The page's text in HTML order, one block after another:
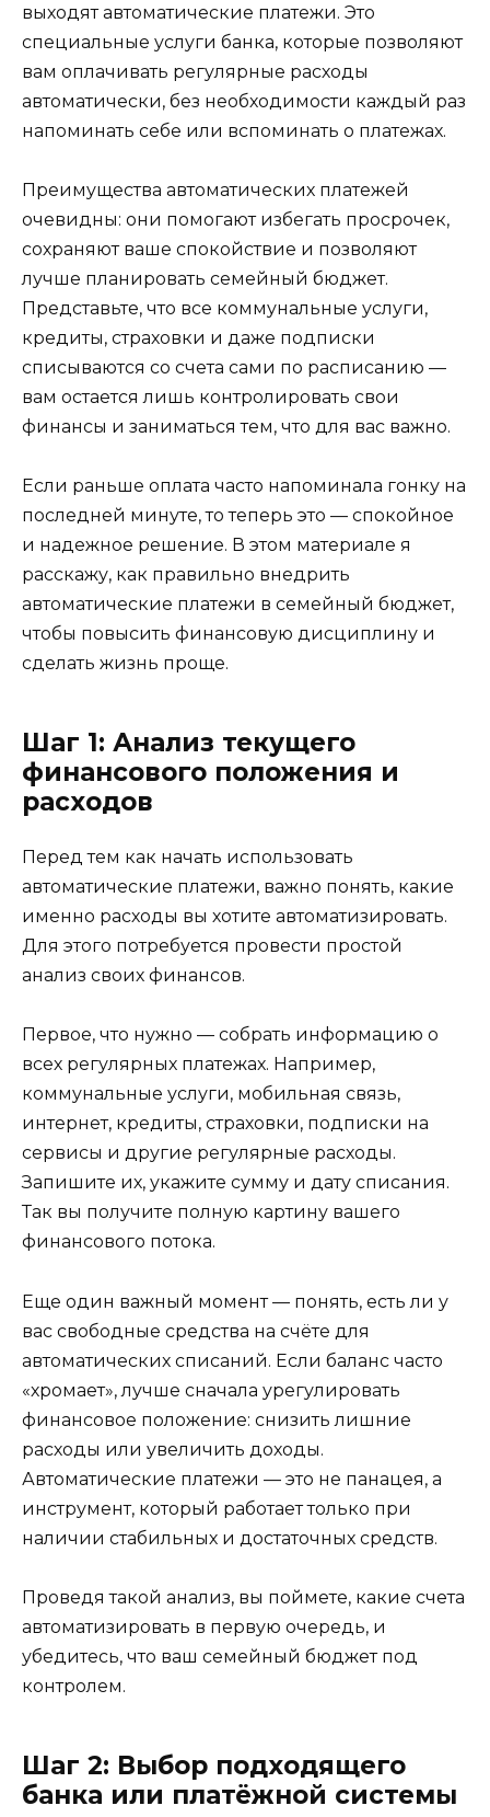
выходят автоматические платежи. Это
специальные услуги банка, которые позволяют
вам оплачивать регулярные расходы
автоматически, без необходимости каждый раз
напоминать себе или вспоминать о платежах.
Преимущества автоматических платежей
очевидны: они помогают избегать просрочек,
сохраняют ваше спокойствие и позволяют
лучше планировать семейный бюджет.
Представьте, что все коммунальные услуги,
кредиты, страховки и даже подписки
списываются со счета сами по расписанию —
вам остается лишь контролировать свои
финансы и заниматься тем, что для вас важно.
Если раньше оплата часто напоминала гонку на
последней минуте, то теперь это — спокойное
и надежное решение. В этом материале я
расскажу, как правильно внедрить
автоматические платежи в семейный бюджет,
чтобы повысить финансовую дисциплину и
сделать жизнь проще.
Шаг 1: Анализ текущего
финансового положения и
расходов
Перед тем как начать использовать
автоматические платежи, важно понять, какие
именно расходы вы хотите автоматизировать.
Для этого потребуется провести простой
анализ своих финансов.
Первое, что нужно — собрать информацию о
всех регулярных платежах. Например,
коммунальные услуги, мобильная связь,
интернет, кредиты, страховки, подписки на
сервисы и другие регулярные расходы.
Запишите их, укажите сумму и дату списания.
Так вы получите полную картину вашего
финансового потока.
Еще один важный момент — понять, есть ли у
вас свободные средства на счёте для
автоматических списаний. Если баланс часто
«хромает», лучше сначала урегулировать
финансовое положение: снизить лишние
расходы или увеличить доходы.
Автоматические платежи — это не панацея, а
инструмент, который работает только при
наличии стабильных и достаточных средств.
Проведя такой анализ, вы поймете, какие счета
автоматизировать в первую очередь, и
убедитесь, что ваш семейный бюджет под
контролем.
Шаг 2: Выбор подходящего
банка или платёжной системы